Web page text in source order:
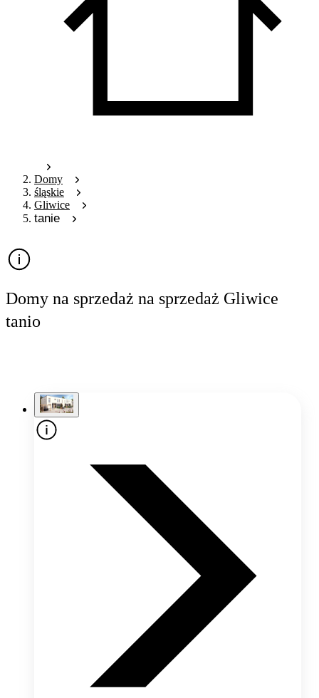
Domy
śląskie
Gliwice
tanie
Domy na sprzedaż na sprzedaż Gliwice
tanio